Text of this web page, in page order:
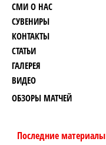
СМИ О НАС
СУВЕНИРЫ
КОНТАКТЫ
СТАТЬИ
ГАЛЕРЕЯ
ВИДЕО
ОБЗОРЫ МАТЧЕЙ
Последние материалы